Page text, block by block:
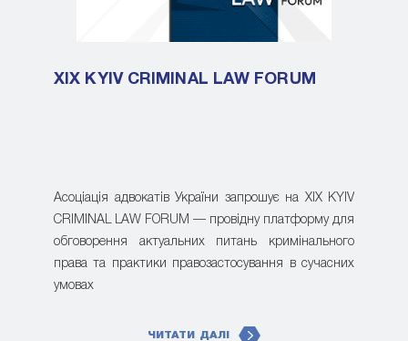
XIX KYIV CRIMINAL LAW FORUM
Асоціація адвокатів України запрошує на XIX KYIV
CRIMINAL LAW FORUM — провідну платформу для
обговорення актуальних питань кримінального
права та практики правозастосування в сучасних
умовах
ЧИТАТИ ДАЛІ